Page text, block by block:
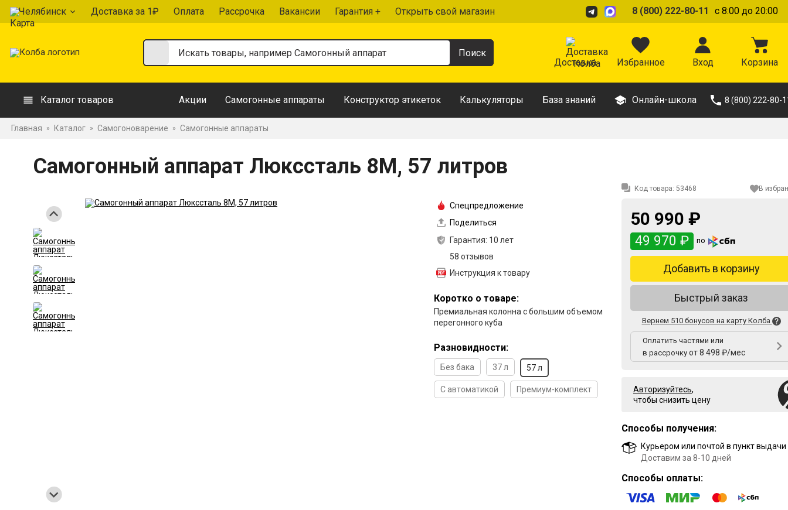
Челябинск Доставка за 1₽ Оплата Рассрочка Вакансии Гарантия + Открыть свой магазин 8 (800) 222-80-11 с 8:00 до 20:00
Доставка Избранное Вход Корзина
Каталог товаров Акции Самогонные аппараты Конструктор этикеток Калькуляторы База знаний Онлайн-школа 8 (800) 222-80-
Главная » Каталог » Самогоноварение » Самогонные аппараты
Самогонный аппарат Люкссталь 8М, 57 литров
Спецпредложение
Поделиться
Гарантия: 10 лет
58 отзывов
Инструкция к товару
Коротко о товаре:
Премиальная колонна с большим объемом
перегонного куба
Разновидности:
Без бака 37 л 57 л
С автоматикой Премиум-комплект
Код товара: 53468 В
50 990 ₽
49 970 ₽ по
Добавить в корзину
Быстрый заказ
Вернем 510 бонусов на карту Колба
Оплатить частями или
в рассрочку от 8 498 ₽/мес
Авторизуйтесь,
чтобы снизить цену
Способы получения:
Курьером или почтой в пункт выдачи
Доставим за 8-10 дней
Способы оплаты: